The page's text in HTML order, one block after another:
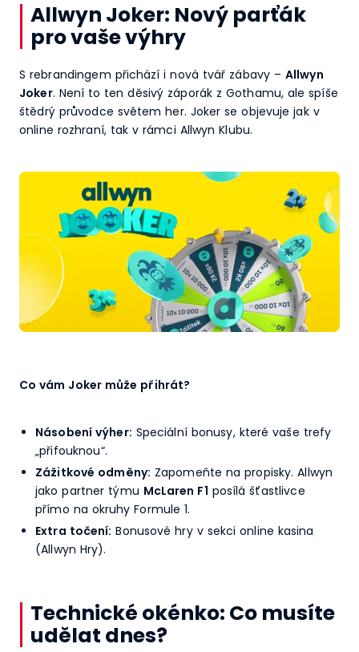
Allwyn Joker: Nový parťák
pro vaše výhry
S rebrandingem přichází i nová tvář zábavy – Allwyn
Joker. Není to ten děsivý záporák z Gothamu, ale spíše
štědrý průvodce světem her. Joker se objevuje jak v
online rozhraní, tak v rámci Allwyn Klubu.
Co vám Joker může přihrát?
Násobení výher: Speciální bonusy, které vaše trefy
„přifouknou“.
Zážitkové odměny: Zapomeňte na propisky. Allwyn
jako partner týmu McLaren F1 posílá šťastlivce
přímo na okruhy Formule 1.
Extra točení: Bonusové hry v sekci online kasina
(Allwyn Hry).
Technické okénko: Co musíte
udělat dnes?